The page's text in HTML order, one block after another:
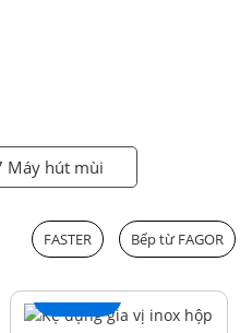
Máy hút mùi
FASTER Bếp từ FAGOR
+ Thêm